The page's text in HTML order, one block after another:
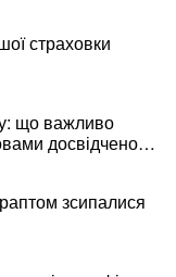
страховки
що важливо
досвідченої
зсипалися